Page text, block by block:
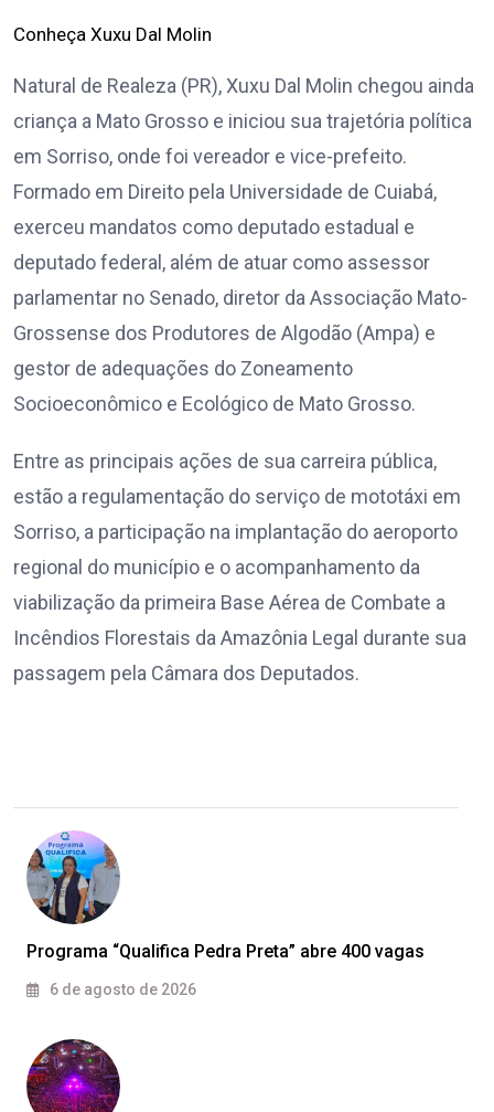
Conheça Xuxu Dal Molin
Natural de Realeza (PR), Xuxu Dal Molin chegou ainda
criança a Mato Grosso e iniciou sua trajetória política
em Sorriso, onde foi vereador e vice-prefeito.
Formado em Direito pela Universidade de Cuiabá,
exerceu mandatos como deputado estadual e
deputado federal, além de atuar como assessor
parlamentar no Senado, diretor da Associação Mato-
Grossense dos Produtores de Algodão (Ampa) e
gestor de adequações do Zoneamento
Socioeconômico e Ecológico de Mato Grosso.
Entre as principais ações de sua carreira pública,
estão a regulamentação do serviço de mototáxi em
Sorriso, a participação na implantação do aeroporto
regional do município e o acompanhamento da
viabilização da primeira Base Aérea de Combate a
Incêndios Florestais da Amazônia Legal durante sua
passagem pela Câmara dos Deputados.
Programa “Qualifica Pedra Preta” abre 400 vagas
6 de agosto de 2026